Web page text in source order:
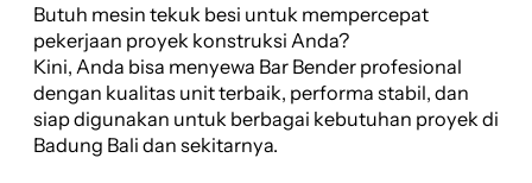
Butuh mesin tekuk besi untuk mempercepat
pekerjaan proyek konstruksi Anda?
Kini, Anda bisa menyewa Bar Bender profesional
dengan kualitas unit terbaik, performa stabil, dan
siap digunakan untuk berbagai kebutuhan proyek di
Badung Bali dan sekitarnya.